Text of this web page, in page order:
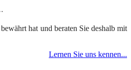
hat und beraten Sie deshalb mit
Lernen Sie uns kennen...